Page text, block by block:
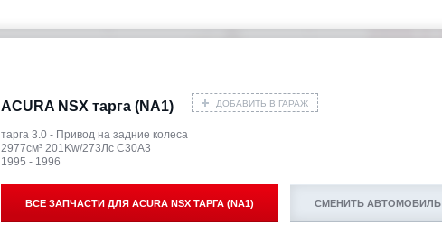
ACURA NSX тарга (NA1) ДОБАВИТЬ В ГАРАЖ
тарга 3.0 - Привод на задние колеса
2977см³ 201Kw/273Лс C30A3
1995 - 1996
ВСЕ ЗАПЧАСТИ ДЛЯ ACURA NSX ТАРГА (NA1) СМЕНИТЬ АВТОМОБИЛЬ